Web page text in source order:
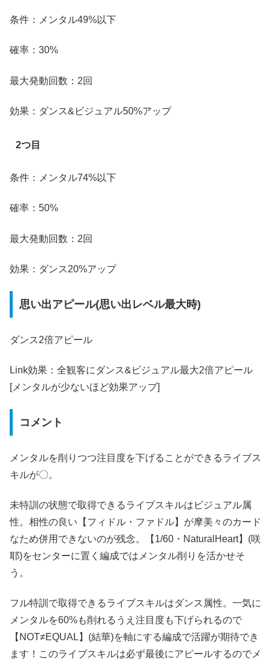
条件：メンタル49%以下
確率：30%
最大発動回数：2回
効果：ダンス&ビジュアル50%アップ
2つ目
条件：メンタル74%以下
確率：50%
最大発動回数：2回
効果：ダンス20%アップ
思い出アピール(思い出レベル最大時)
ダンス2倍アピール
Link効果：全観客にダンス&ビジュアル最大2倍アピール
[メンタルが少ないほど効果アップ]
コメント
メンタルを削りつつ注目度を下げることができるライブス
キルが〇。
未特訓の状態で取得できるライブスキルはビジュアル属
性。相性の良い【フィドル・ファドル】が摩美々のカード
なため併用できないのが残念。【1/60・NaturalHeart】(咲
耶)をセンターに置く編成ではメンタル削りを活かせそ
う。
フル特訓で取得できるライブスキルはダンス属性。一気に
メンタルを60%も削れるうえ注目度も下げられるので
【NOT≠EQUAL】(結華)を軸にする編成で活躍が期待でき
ます！このライブスキルは必ず最後にアピールするのでメ